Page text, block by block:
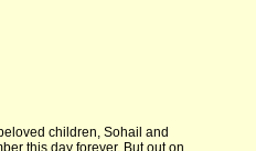
children, Sohail and
this day forever. But out on